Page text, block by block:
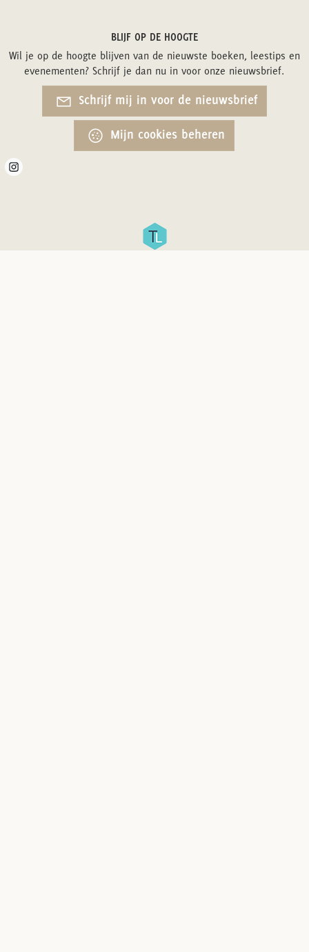
BLIJF OP DE HOOGTE
Wil je op de hoogte blijven van de nieuwste boeken, leestips en
evenementen? Schrijf je dan nu in voor onze nieuwsbrief.
Schrijf mij in voor de nieuwsbrief
Mijn cookies beheren